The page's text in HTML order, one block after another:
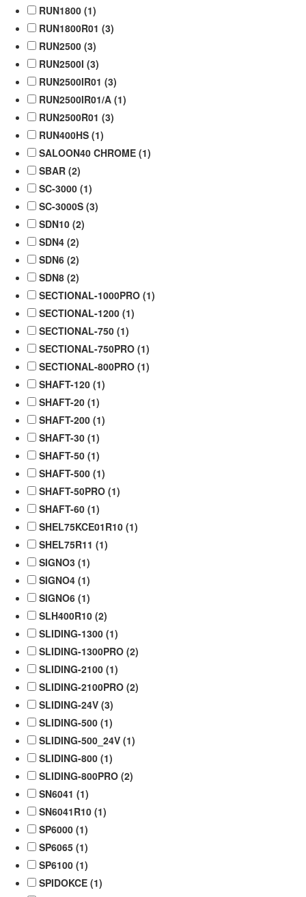
RUN1800 (1)
RUN1800R01 (3)
RUN2500 (3)
RUN2500I (3)
RUN2500IR01 (3)
RUN2500IR01/A (1)
RUN2500R01 (3)
RUN400HS (1)
SALOON40 CHROME (1)
SBAR (2)
SC-3000 (1)
SC-3000S (3)
SDN10 (2)
SDN4 (2)
SDN6 (2)
SDN8 (2)
SECTIONAL-1000PRO (1)
SECTIONAL-1200 (1)
SECTIONAL-750 (1)
SECTIONAL-750PRO (1)
SECTIONAL-800PRO (1)
SHAFT-120 (1)
SHAFT-20 (1)
SHAFT-200 (1)
SHAFT-30 (1)
SHAFT-50 (1)
SHAFT-500 (1)
SHAFT-50PRO (1)
SHAFT-60 (1)
SHEL75KCE01R10 (1)
SHEL75R11 (1)
SIGNO3 (1)
SIGNO4 (1)
SIGNO6 (1)
SLH400R10 (2)
SLIDING-1300 (1)
SLIDING-1300PRO (2)
SLIDING-2100 (1)
SLIDING-2100PRO (2)
SLIDING-24V (3)
SLIDING-500 (1)
SLIDING-500_24V (1)
SLIDING-800 (1)
SLIDING-800PRO (2)
SN6041 (1)
SN6041R10 (1)
SP6000 (1)
SP6065 (1)
SP6100 (1)
SPIDOKCE (1)